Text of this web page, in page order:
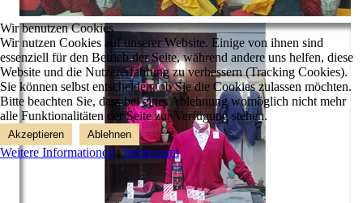
Wir benutzen Cookies
Wir nutzen Cookies auf unserer Website. Einige von ihnen sind
essenziell für den Betrieb der Seite, während andere uns helfen, diese
Website und die Nutzererfahrung zu verbessern (Tracking Cookies).
Sie können selbst entscheiden, ob Sie die Cookies zulassen möchten.
Bitte beachten Sie, dass bei einer Ablehnung womöglich nicht mehr
alle Funktionalitäten der Seite zur Verfügung stehen.
Akzeptieren Ablehnen
Weitere Informationen|Impressum